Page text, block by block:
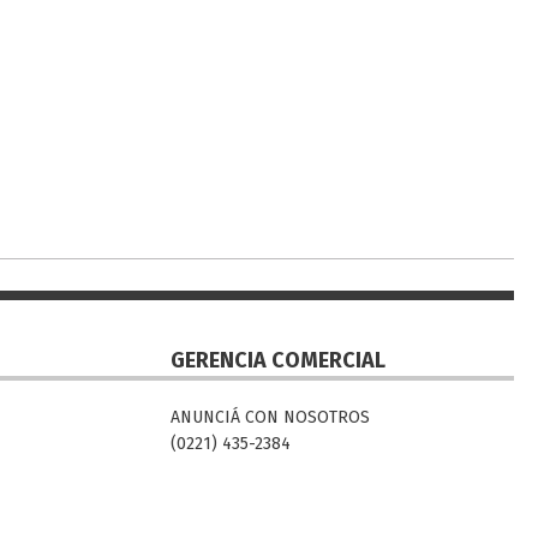
GERENCIA COMERCIAL
ANUNCIÁ CON NOSOTROS
(0221) 435-2384